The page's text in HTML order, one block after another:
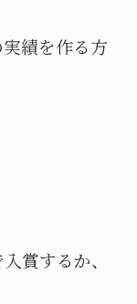
績を作る方
賞するか、